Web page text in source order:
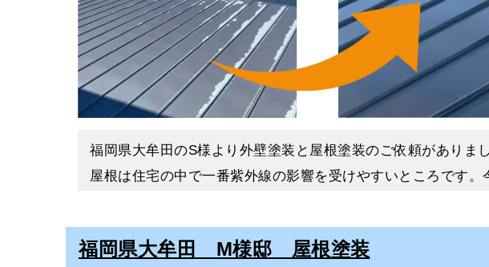
屋根塗装は下塗り・中塗り・上塗りの3度塗りが基本となります
１番におこなうのは下塗りで、上塗り塗料の密着をよくする
この工程をしっかりとおこなうことで、剥がれにくい塗膜を作
サビ止め塗料による下塗り後は、中塗り・上塗りをおこない施
中塗りと上塗りの2度塗りをおこなうことで、ムラなく均一に
これでトタン屋根の塗装が完了しました。
＊K＊
実際にＮ様からご相談いただいた際も、全体的な劣化による
足場の設置・養生・下地処理・塗装の順に
その後は下地処理として、高圧洗浄・コーキング補修・ひび割
いきます。
下地処理が全て終わったら、塗装の工程に入ります。
福岡県大牟田のS様より外壁塗装と屋根塗装のご依頼がありま
屋根は住宅の中で一番紫外線の影響を受けやすいところです
日本ペイントの遮熱塗料、サーモアイを使用させていただき
選ばれる方は多くいます。断熱塗料と遮熱塗料を同じようなも
福岡県大牟田 M様邸 屋根塗装